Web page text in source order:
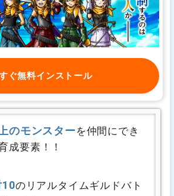
ぐ無料インストール
のモンスターを仲間にでき
成要素！！
10のリアルタイムギルドバト